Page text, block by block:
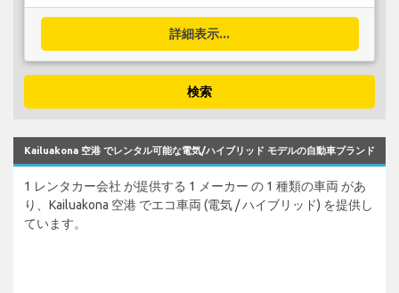
詳細表示...
検索
Kailuakona 空港 でレンタル可能な電気/ハイブリッド モデルの自動車ブランド
1 レンタカー会社 が提供する 1 メーカー の 1 種類の車両 があ
り、Kailuakona 空港 でエコ車両 (電気 / ハイブリッド) を提供し
ています。